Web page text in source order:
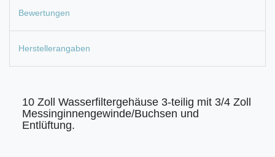
Bewertungen
Herstellerangaben
10 Zoll Wasserfiltergehäuse 3-teilig mit 3/4 Zoll
Messinginnengewinde/Buchsen und
Entlüftung.